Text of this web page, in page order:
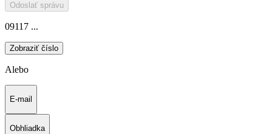
Odoslať správu
09117 ...
Zobraziť číslo
Alebo
E-mail
Obhliadka